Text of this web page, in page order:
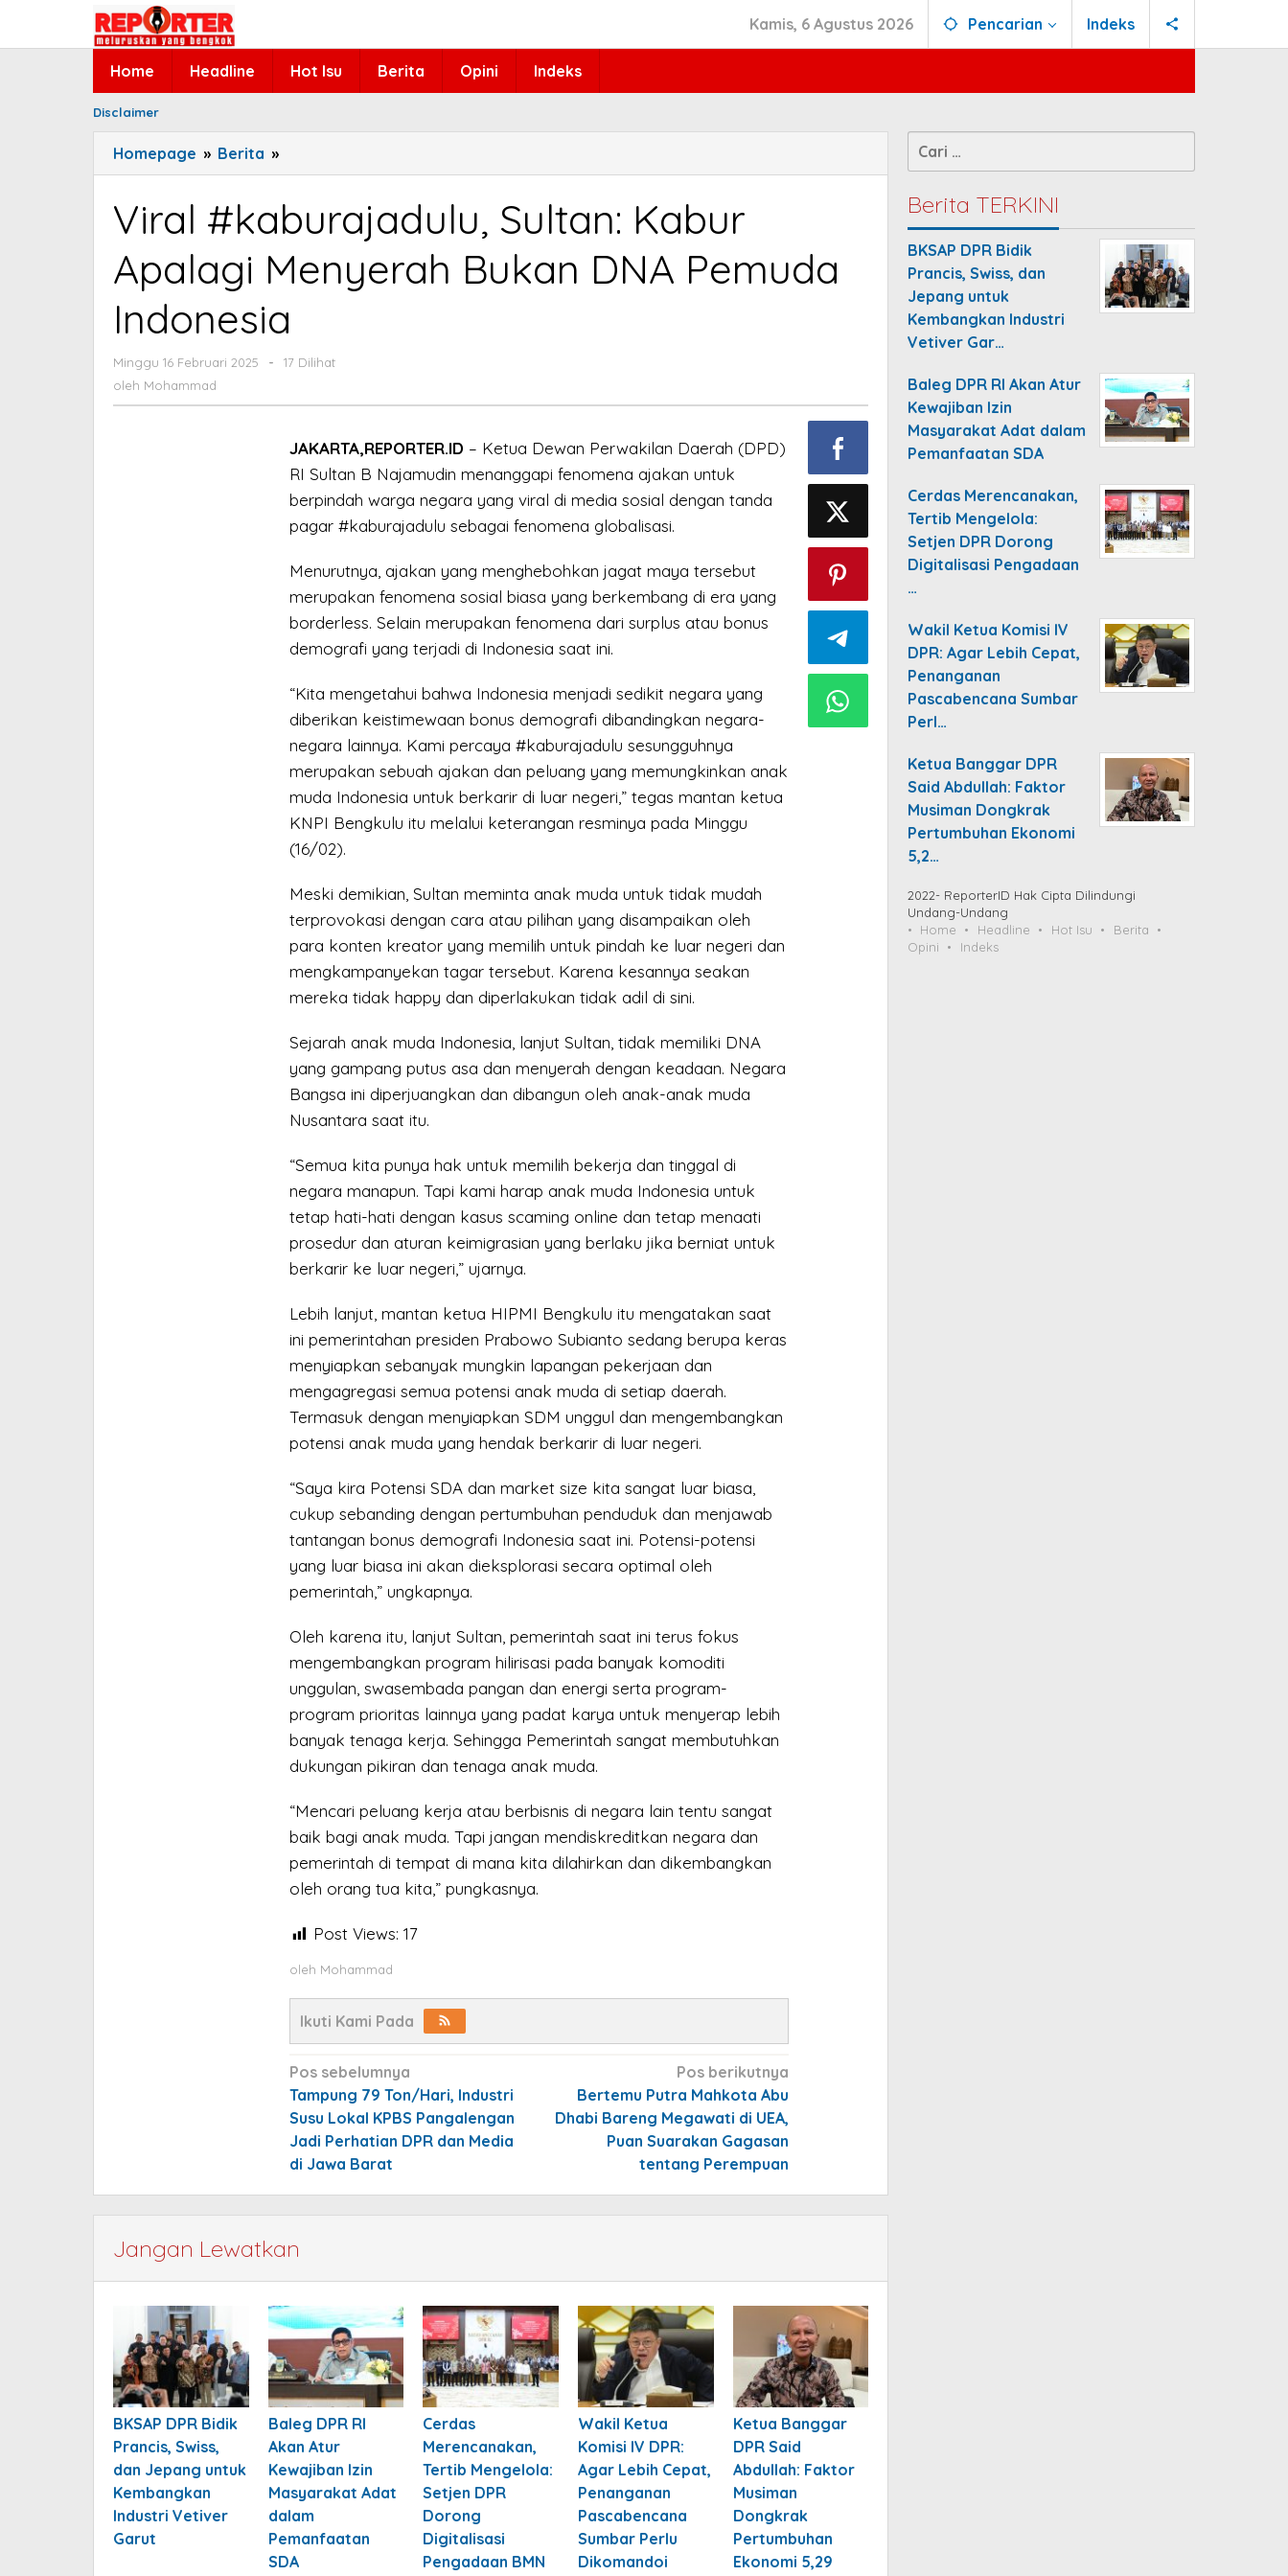
Kamis, 6 Agustus 2026 Pencarian Indeks
Home Headline Hot Isu Berita Opini Indeks
Disclaimer
Homepage » Berita »
#kaburajadulu,
Sultan:
Kabur
Menyerah
DNA
Pemuda
Indonesia
Viral #kaburajadulu, Sultan: Kabur
Apalagi Menyerah Bukan DNA Pemuda
Indonesia
Minggu 16 Februari 2025
oleh
-
17 Dilihat
oleh Mohammad
JAKARTA,REPORTER.ID – Ketua Dewan Perwakilan Daerah (DPD)
RI Sultan B Najamudin menanggapi fenomena ajakan untuk
berpindah warga negara yang viral di media sosial dengan tanda
pagar #kaburajadulu sebagai fenomena globalisasi.
Menurutnya, ajakan yang menghebohkan jagat maya tersebut
merupakan fenomena sosial biasa yang berkembang di era yang
borderless. Selain merupakan fenomena dari surplus atau bonus
demografi yang terjadi di Indonesia saat ini.
“Kita mengetahui bahwa Indonesia menjadi sedikit negara yang
diberikan keistimewaan bonus demografi dibandingkan negara-
negara lainnya. Kami percaya #kaburajadulu sesungguhnya
merupakan sebuah ajakan dan peluang yang memungkinkan anak
muda Indonesia untuk berkarir di luar negeri,” tegas mantan ketua
KNPI Bengkulu itu melalui keterangan resminya pada Minggu
(16/02).
Meski demikian, Sultan meminta anak muda untuk tidak mudah
terprovokasi dengan cara atau pilihan yang disampaikan oleh
para konten kreator yang memilih untuk pindah ke luar negeri dan
mengkampanyekan tagar tersebut. Karena kesannya seakan
mereka tidak happy dan diperlakukan tidak adil di sini.
Sejarah anak muda Indonesia, lanjut Sultan, tidak memiliki DNA
yang gampang putus asa dan menyerah dengan keadaan. Negara
Bangsa ini diperjuangkan dan dibangun oleh anak-anak muda
Nusantara saat itu.
“Semua kita punya hak untuk memilih bekerja dan tinggal di
negara manapun. Tapi kami harap anak muda Indonesia untuk
tetap hati-hati dengan kasus scaming online dan tetap menaati
prosedur dan aturan keimigrasian yang berlaku jika berniat untuk
berkarir ke luar negeri,” ujarnya.
Lebih lanjut, mantan ketua HIPMI Bengkulu itu mengatakan saat
ini pemerintahan presiden Prabowo Subianto sedang berupa keras
menyiapkan sebanyak mungkin lapangan pekerjaan dan
mengagregasi semua potensi anak muda di setiap daerah.
Termasuk dengan menyiapkan SDM unggul dan mengembangkan
potensi anak muda yang hendak berkarir di luar negeri.
“Saya kira Potensi SDA dan market size kita sangat luar biasa,
cukup sebanding dengan pertumbuhan penduduk dan menjawab
tantangan bonus demografi Indonesia saat ini. Potensi-potensi
yang luar biasa ini akan dieksplorasi secara optimal oleh
pemerintah,” ungkapnya.
Oleh karena itu, lanjut Sultan, pemerintah saat ini terus fokus
mengembangkan program hilirisasi pada banyak komoditi
unggulan, swasembada pangan dan energi serta program-
program prioritas lainnya yang padat karya untuk menyerap lebih
banyak tenaga kerja. Sehingga Pemerintah sangat membutuhkan
dukungan pikiran dan tenaga anak muda.
“Mencari peluang kerja atau berbisnis di negara lain tentu sangat
baik bagi anak muda. Tapi jangan mendiskreditkan negara dan
pemerintah di tempat di mana kita dilahirkan dan dikembangkan
oleh orang tua kita,” pungkasnya.
Post Views: 17
oleh Mohammad
Ikuti Kami Pada
Navigasi
pos
Pos sebelumnya
Tampung 79 Ton/Hari, Industri
Susu Lokal KPBS Pangalengan
Jadi Perhatian DPR dan Media
di Jawa Barat
Pos berikutnya
Bertemu Putra Mahkota Abu
Dhabi Bareng Megawati di UEA,
Puan Suarakan Gagasan
tentang Perempuan
Jangan Lewatkan
BKSAP DPR Bidik
Prancis, Swiss,
dan Jepang untuk
Kembangkan
Industri Vetiver
Garut
Baleg DPR RI
Akan Atur
Kewajiban Izin
Masyarakat Adat
dalam
Pemanfaatan
SDA
Cerdas
Merencanakan,
Tertib Mengelola:
Setjen DPR
Dorong
Digitalisasi
Pengadaan BMN
Wakil Ketua
Komisi IV DPR:
Agar Lebih Cepat,
Penanganan
Pascabencana
Sumbar Perlu
Dikomandoi
Ketua Banggar
DPR Said
Abdullah: Faktor
Musiman
Dongkrak
Pertumbuhan
Ekonomi 5,29
Cari
untuk:
Berita TERKINI
BKSAP DPR Bidik
Prancis, Swiss, dan
Jepang untuk
Kembangkan Industri
Vetiver Gar…
Baleg DPR RI Akan Atur
Kewajiban Izin
Masyarakat Adat dalam
Pemanfaatan SDA
Cerdas Merencanakan,
Tertib Mengelola:
Setjen DPR Dorong
Digitalisasi Pengadaan
…
Wakil Ketua Komisi IV
DPR: Agar Lebih Cepat,
Penanganan
Pascabencana Sumbar
Perl…
Ketua Banggar DPR
Said Abdullah: Faktor
Musiman Dongkrak
Pertumbuhan Ekonomi
5,2…
2022- ReporterID Hak Cipta Dilindungi
Undang-Undang
Home
Headline Hot Isu
Berita
Opini
Indeks